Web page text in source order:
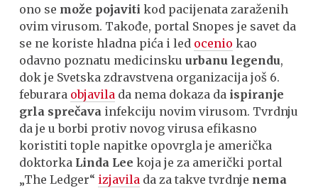
ono se može pojaviti kod pacijenata zaraženih
ovim virusom. Takođe, portal Snopes je savet da
se ne koriste hladna pića i led ocenio kao
odavno poznatu medicinsku urbanu legendu,
dok je Svetska zdravstvena organizacija još 6.
feburara objavila da nema dokaza da ispiranje
grla sprečava infekciju novim virusom. Tvrdnju
da je u borbi protiv novog virusa efikasno
koristiti tople napitke opovrgla je američka
doktorka Linda Lee koja je za američki portal
„The Ledger“ izjavila da za takve tvrdnje nema